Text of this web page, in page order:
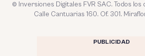
© Inversiones Digitales FVR SAC. Todos
Calle Cantuarias 160. Of. 301.
PUBLICIDAD